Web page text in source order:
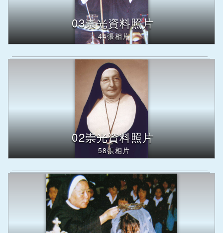
03崇光資料照片
44張相片
02崇光資料照片
58張相片